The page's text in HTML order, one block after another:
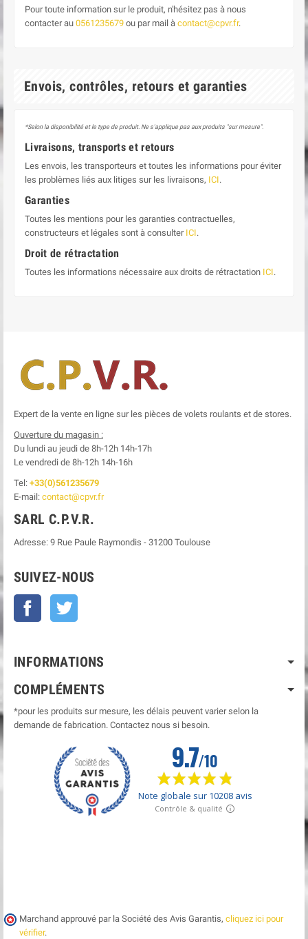
Pour toute information sur le produit, n'hésitez pas à nous
contacter au 0561235679 ou par mail à contact@cpvr.fr.
Envois, contrôles, retours et garanties
*Selon la disponibilité et le type de produit. Ne s'applique pas aux produits "sur mesure".
Livraisons, transports et retours
Les envois, les transporteurs et toutes les informations pour éviter
les problèmes liés aux litiges sur les livraisons, ICI.
Garanties
Toutes les mentions pour les garanties contractuelles,
constructeurs et légales sont à consulter ICI.
Droit de rétractation
Toutes les informations nécessaire aux droits de rétractation ICI.
Expert de la vente en ligne sur les pièces de volets roulants et de stores.
Ouverture du magasin :
Du lundi au jeudi de 8h-12h 14h-17h
Le vendredi de 8h-12h 14h-16h
Tel: +33(0)561235679
E-mail: contact@cpvr.fr
SARL C.P.V.R.
Adresse: 9 Rue Paule Raymondis - 31200 Toulouse
SUIVEZ-NOUS
Facebook
INFORMATIONS
COMPLÉMENTS
*pour les produits sur mesure, les délais peuvent varier selon la
demande de fabrication. Contactez nous si besoin.
Marchand approuvé par la Société des Avis Garantis, cliquez ici pour
vérifier.